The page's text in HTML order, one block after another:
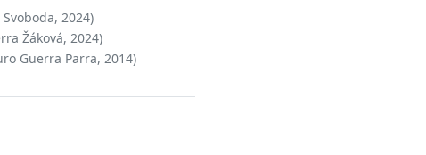
Svoboda, 2024)
Žáková, 2024)
Guerra Parra, 2014)